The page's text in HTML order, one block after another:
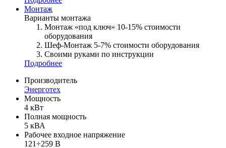
Монтаж
Варианты монтажа
Монтаж «под ключ» 10-15% стоимости
оборудования
Шеф-Монтаж 5-7% стоимости оборудования
Своими руками по инструкции
Подробнее
Производитель
Энерготех
Мощность
4 кВт
Полная мощность
5 кВА
Рабочее входное напряжение
121÷259 В